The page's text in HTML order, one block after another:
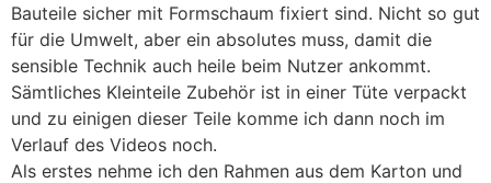
Bauteile sicher mit Formschaum fixiert sind. Nicht so gut
für die Umwelt, aber ein absolutes muss, damit die
sensible Technik auch heile beim Nutzer ankommt.
Sämtliches Kleinteile Zubehör ist in einer Tüte verpackt
und zu einigen dieser Teile komme ich dann noch im
Verlauf des Videos noch.
Als erstes nehme ich den Rahmen aus dem Karton und